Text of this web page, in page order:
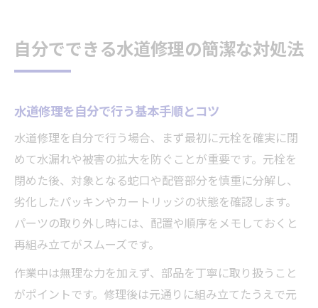
自分でできる水道修理の簡潔な対処法
水道修理を自分で行う基本手順とコツ
水道修理を自分で行う場合、まず最初に元栓を確実に閉
めて水漏れや被害の拡大を防ぐことが重要です。元栓を
閉めた後、対象となる蛇口や配管部分を慎重に分解し、
劣化したパッキンやカートリッジの状態を確認します。
パーツの取り外し時には、配置や順序をメモしておくと
再組み立てがスムーズです。
作業中は無理な力を加えず、部品を丁寧に取り扱うこと
がポイントです。修理後は元通りに組み立てたうえで元